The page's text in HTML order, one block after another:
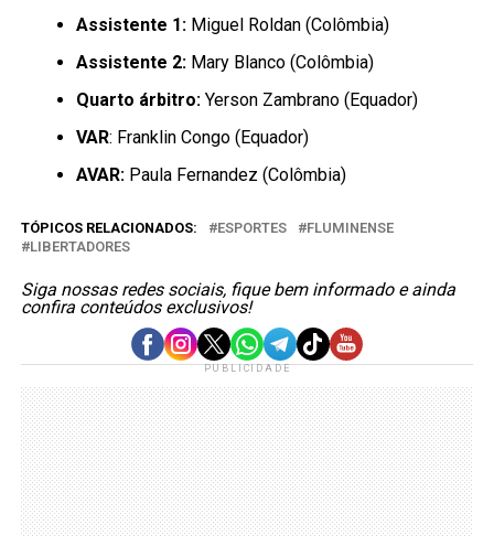
Assistente 1: Miguel Roldan (Colômbia)
Assistente 2: Mary Blanco (Colômbia)
Quarto árbitro:Yerson Zambrano (Equador)
VAR: Franklin Congo (Equador)
AVAR:Paula Fernandez (Colômbia)
TÓPICOS RELACIONADOS: ESPORTES
FLUMINENSE
LIBERTADORES
Siga nossas redes sociais, fique bem informado e ainda
confira conteúdos exclusivos!
PUBLICIDADE